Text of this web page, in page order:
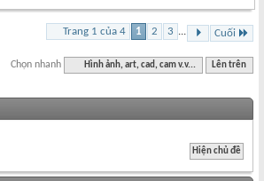
Trang 1 của 4 1 2 3 ... Cuối
Chọn nhanh Hình ảnh, art, cad, cam v.v... Lên trên